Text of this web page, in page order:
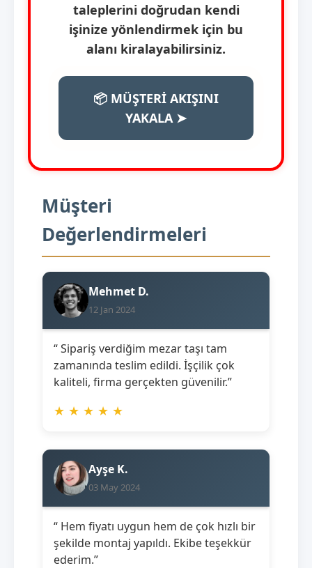
taleplerini doğrudan kendi
işinize yönlendirmek için bu
alanı kiralayabilirsiniz.
📦 MÜŞTERİ AKIŞINI
YAKALA ➤
Müşteri
Değerlendirmeleri
Mehmet D.
12 Jan 2024
“ Sipariş verdiğim mezar taşı tam
zamanında teslim edildi. İşçilik çok
kaliteli, firma gerçekten güvenilir.”
★ ★ ★ ★ ★
Ayşe K.
03 May 2024
“ Hem fiyatı uygun hem de çok hızlı bir
şekilde montaj yapıldı. Ekibe teşekkür
ederim.”